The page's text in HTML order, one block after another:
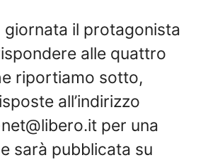
giornata il protagonista
alle quattro
riportiamo sotto,
all’indirizzo
per una
sarà pubblicata su